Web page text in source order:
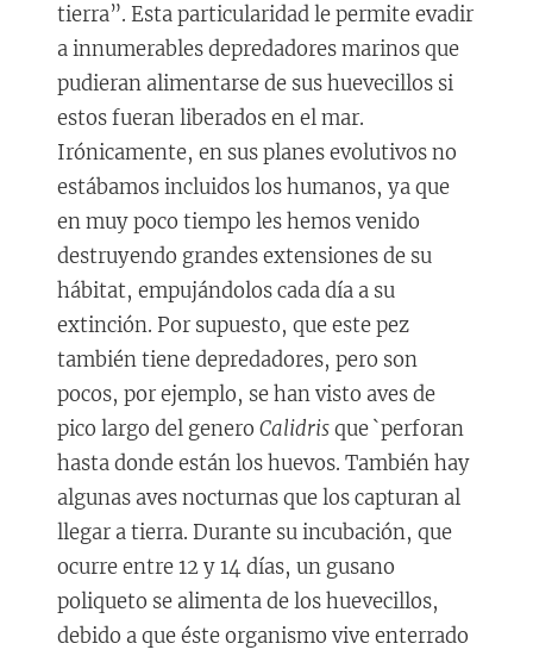
tierra”. Esta particularidad le permite evadir
a innumerables depredadores marinos que
pudieran alimentarse de sus huevecillos si
estos fueran liberados en el mar.
Irónicamente, en sus planes evolutivos no
estábamos incluidos los humanos, ya que
en muy poco tiempo les hemos venido
destruyendo grandes extensiones de su
hábitat, empujándolos cada día a su
extinción. Por supuesto, que este pez
también tiene depredadores, pero son
pocos, por ejemplo, se han visto aves de
pico largo del genero Calidrisque `perforan
hasta donde están los huevos. También hay
algunas aves nocturnas que los capturan al
llegar a tierra. Durante su incubación, que
ocurre entre 12 y 14 días, un gusano
poliqueto se alimenta de los huevecillos,
debido a que éste organismo vive enterrado